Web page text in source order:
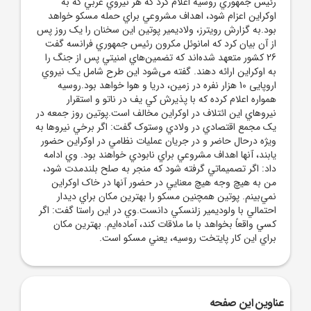
اوکراين اعزام شود، اهداف مشروعي براي حمله مسکو خواهد
بود.به گزارش رويترز، ولاديمير پوتين اين سخنان را يک روز پس
از آن بيان کرد که‌ امانوئل مکرون رئيس جمهوري فرانسه گفت
26 کشور متعهد شده‌اند که تضمين‌هاي امنيتي پس از جنگ را
به اوکراين ارائه دهند. گفته می‌شود این طرح شامل يک نيروي
اروپایی 10 هزار نفره در زمين، دريا و هوا خواهد بود.روسيه
همواره اعلام کرده که با پذيرش کي يف در ناتو و استقرار
نيروهاي اين ائتلاف در اوکراين مخالف است.پوتين روز جمعه در
يک مجمع اقتصادي در ولادي وستوک گفت: اگر برخي نيروها به
ويژه درحال حاضر و در جريان عمليات نظامي در اوکراين حضور
يابند، آنها اهداف مشروعي براي نابودي خواهند بود. وي ادامه
داد: اگر تصميماتي گرفته شود که منجر به صلح بلندمدت شود،
من به هيچ وجه هيچ معنايي در حضور آنها در خاک اوکراين
نمي‌بينم. پوتين همچنين مسکو را بهترين مکان براي ديدار
احتمالي با ولوديمير زلنسکي دانست.وي در اين راستا گفت: اگر
کسي واقعاً بخواهد با ما ملاقات کند، آماده‌ايم. بهترين مکان
براي اين کار پايتخت روسيه، يعني مسکو است.
عناوین این صفحه